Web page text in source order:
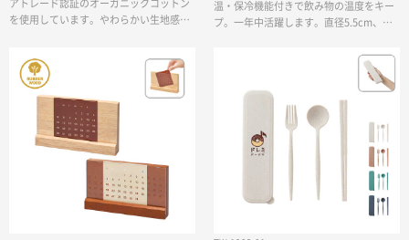
アトレード認証のオーガニックコットン
を使用しています。やわらかい生地感で
物、ポケットサーモボトルが入る大きさ
です。フェアトレードとは発展途上国の
原料や製品を適正な価格で購入すること
で、そのような国の人々の生活改善や自
治るを支援する活動です。本製品に使用
されているコットンもフェアトレード認
証生産者から基準に従って調達していま
す。SDGs関連の販促品をお探しの方にも
おすすめの商品です。
温・保冷機能付きで飲み物の温度をキー
プ。一年中活躍します。直径5.5cm、高
にも入るサイズ感で持ち運びしやすい。
表面のマット調は手触りもよくおしゃれ
な印象を与えます。ニオイがつきづらい
ステンレスボトルは人気のノベルティで